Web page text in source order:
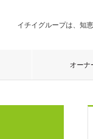
イチイグループは、知
オーナ